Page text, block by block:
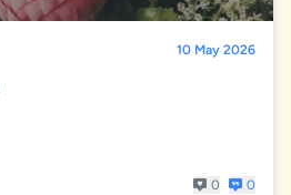
10 May 2026
0 0